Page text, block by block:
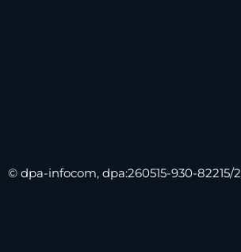
© dpa-infocom, dpa:260515-930-82215/2